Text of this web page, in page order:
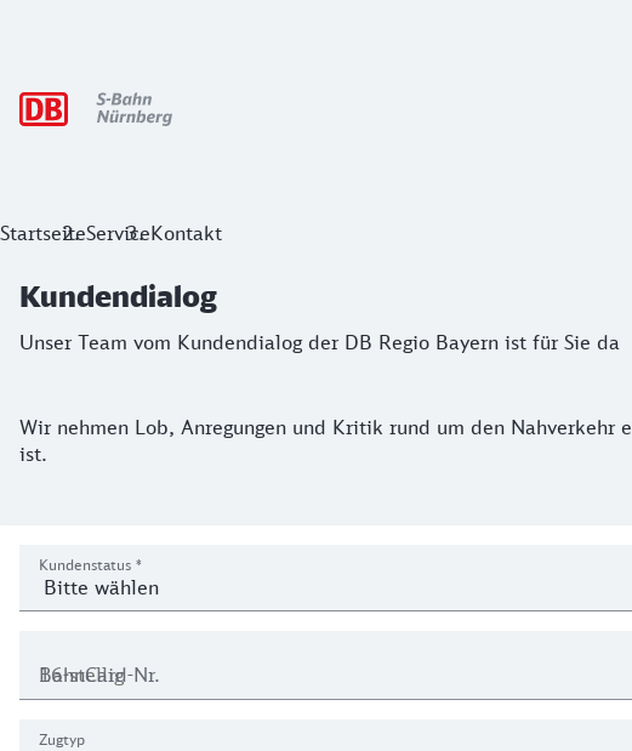
Kundendialog
StartseiteServiceKontakt
Kundendialog
Unser Team vom Kundendialog der DB Regio Bayern ist für Sie da
Wir nehmen Lob, Anregungen und Kritik rund um den Nahverkehr
ist.
Kundenstatus und Reisedaten
Kundenstatus *
BahnCard-Nr.
Zugtyp